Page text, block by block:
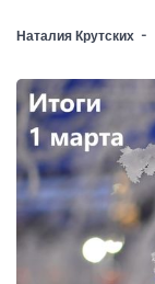
Наталия Крутских